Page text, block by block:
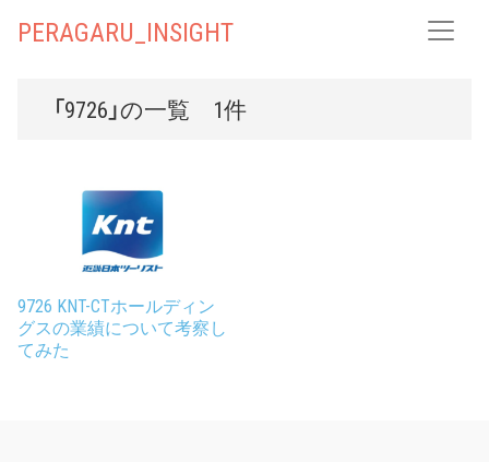
PERAGARU_INSIGHT
「9726」の一覧 1件
9726 KNT-CTホールディン
グスの業績について考察し
てみた